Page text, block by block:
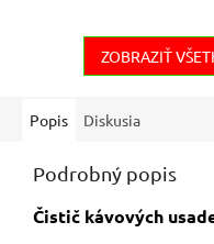
usadenín v...
ZOBRAZIŤ
Popis Diskusia
Podrobný popis
Čistič kávových